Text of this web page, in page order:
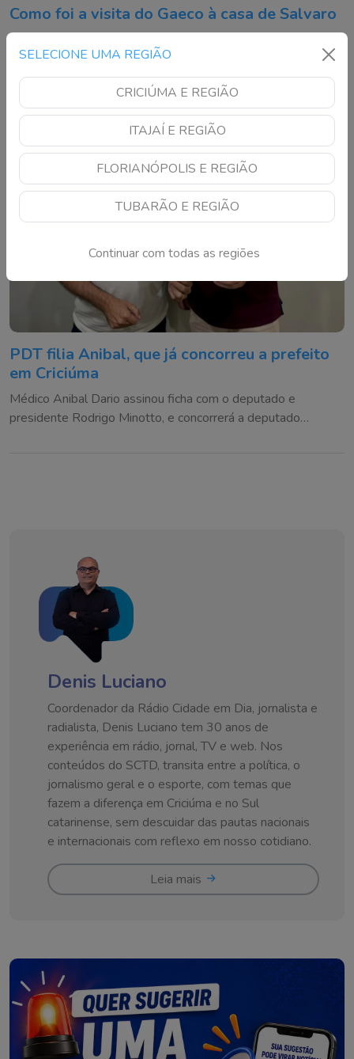
SELECIONE UMA REGIÃO
CRICIÚMA E REGIÃO
ITAJAÍ E REGIÃO
FLORIANÓPOLIS E REGIÃO
TUBARÃO E REGIÃO
Continuar com todas as regiões
Como foi a visita do Gaeco à casa de Salvaro
depois das 6h
PDT filia Anibal, que já concorreu a prefeito
em Criciúma
Médico Anibal Dario assinou ficha com o deputado e
presidente Rodrigo Minotto, e concorrerá a deputado
Denis Luciano
Coordenador da Rádio Cidade em Dia, jornalista e
radialista, Denis Luciano tem 30 anos de
experiência em rádio, jornal, TV e web. Nos
conteúdos do SCTD, transita entre a política, o
jornalismo geral e o esporte, com temas que
fazem a diferença em Criciúma e no Sul
catarinense, sem descuidar das pautas nacionais
e internacionais com reflexo em nosso cotidiano.
Leia mais